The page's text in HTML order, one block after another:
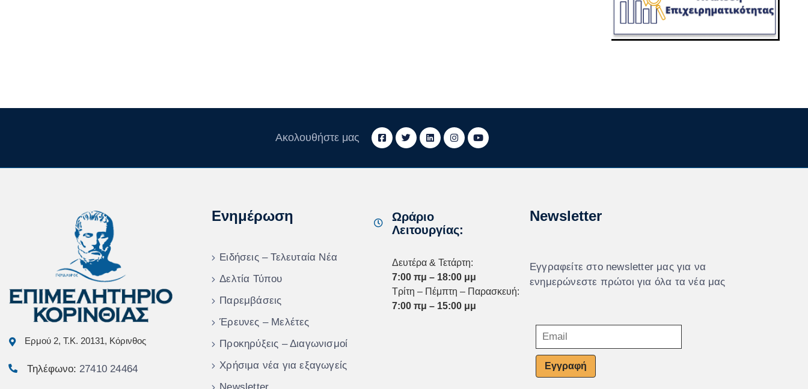
Ακολουθήστε μας
Ερμού 2, Τ.Κ. 20131, Κόρινθος
Τηλέφωνο: 27410 24464
Ενημέρωση
Ειδήσεις – Τελευταία Νέα
Δελτία Τύπου
Παρεμβάσεις
Έρευνες – Μελέτες
Προκηρύξεις – Διαγωνισμοί
Χρήσιμα νέα για εξαγωγείς
Ωράριο
Λειτουργίας:
Δευτέρα & Τετάρτη:
7:00 πμ – 18:00 μμ
Τρίτη – Πέμπτη – Παρασκευή:
7:00 πμ – 15:00 μμ
Newsletter
Εγγραφείτε στο newsletter μας για να
ενημερώνεστε πρώτοι για όλα τα νέα μας
Εγγραφή